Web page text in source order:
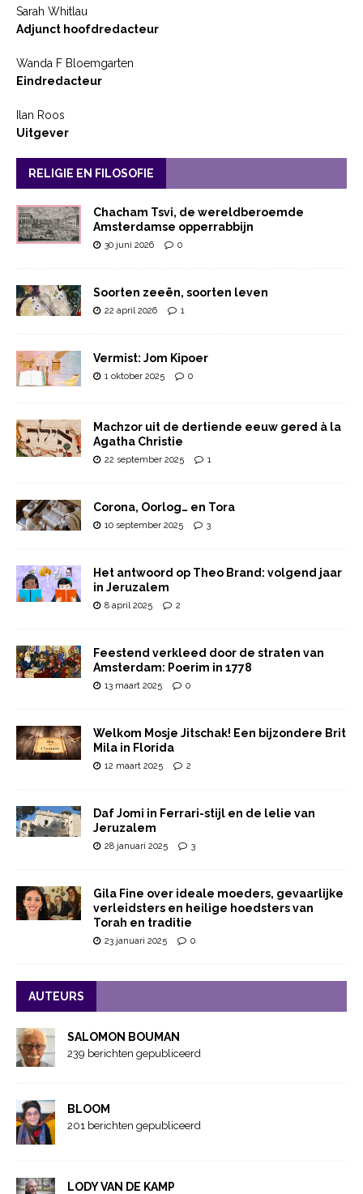
Sarah Whitlau
Adjunct hoofdredacteur
Wanda F Bloemgarten
Eindredacteur
Ilan Roos
Uitgever
RELIGIE EN FILOSOFIE
Chacham Tsvi, de wereldberoemde
Amsterdamse opperrabbijn
30 juni 2026 0
Soorten zeeën, soorten leven
22 april 2026 1
Vermist: Jom Kipoer
1 oktober 2025 0
Machzor uit de dertiende eeuw gered à la
Agatha Christie
22 september 2025 1
Corona, Oorlog… en Tora
10 september 2025 3
Het antwoord op Theo Brand: volgend jaar
in Jeruzalem
8 april 2025 2
Feestend verkleed door de straten van
Amsterdam: Poerim in 1778
13 maart 2025 0
Welkom Mosje Jitschak! Een bijzondere Brit
Mila in Florida
12 maart 2025 2
Daf Jomi in Ferrari-stijl en de lelie van
Jeruzalem
28 januari 2025 3
Gila Fine over ideale moeders, gevaarlijke
verleidsters en heilige hoedsters van
Torah en traditie
23 januari 2025 0
AUTEURS
SALOMON BOUMAN
239 berichten gepubliceerd
BLOOM
201 berichten gepubliceerd
LODY VAN DE KAMP